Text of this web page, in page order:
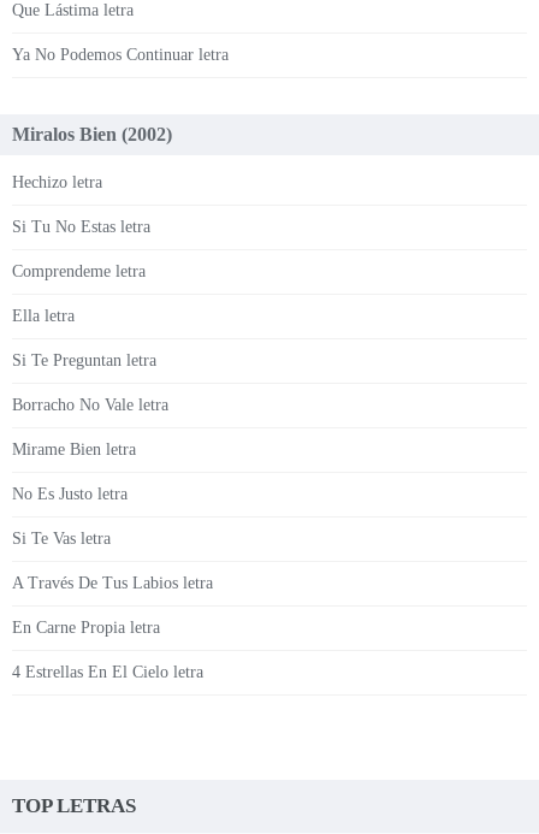
Que Lástima letra
Ya No Podemos Continuar letra
Miralos Bien (2002)
Hechizo letra
Si Tu No Estas letra
Comprendeme letra
Ella letra
Si Te Preguntan letra
Borracho No Vale letra
Mirame Bien letra
No Es Justo letra
Si Te Vas letra
A Través De Tus Labios letra
En Carne Propia letra
4 Estrellas En El Cielo letra
TOP LETRAS